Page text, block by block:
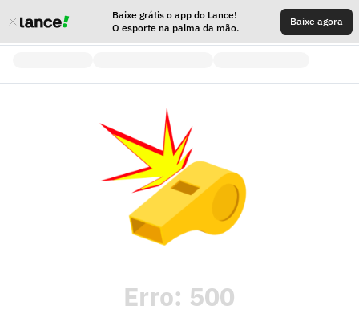
Baixe grátis o app do Lance!
O esporte na palma da mão.
Baixe agora
Erro: 500